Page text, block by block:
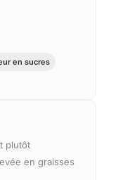
en sucres
plutôt
en graisses